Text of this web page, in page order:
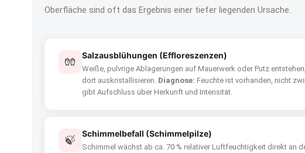
Oberfläche sind oft das Ergebnis einer tiefer liegenden Ursache.
🧤
Salzausblühungen (Effloreszenzen)
Weiße, pulvrige Ablagerungen auf Mauerwerk oder Putz
dort auskristallisieren. Diagnose: Feuchte ist vorhanden, nicht
gibt Aufschluss über Herkunft und Intensität.
🍃
Schimmelbefall (Schimmelpilze)
Schimmel wächst ab ca. 70 % relativer Luftfeuchtigkeit direkt an